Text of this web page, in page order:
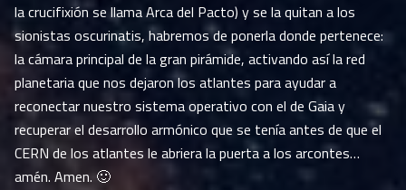
la crucifixión se llama Arca del Pacto) y se la quitan a los
sionistas oscurinatis, habremos de ponerla donde pertenece:
la cámara principal de la gran pirámide, activando así la red
planetaria que nos dejaron los atlantes para ayudar a
reconectar nuestro sistema operativo con el de Gaia y
recuperar el desarrollo armónico que se tenía antes de que el
CERN de los atlantes le abriera la puerta a los arcontes…
amén. Amen. 🙂